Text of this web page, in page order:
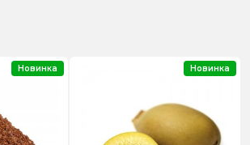
Новинка Новинка